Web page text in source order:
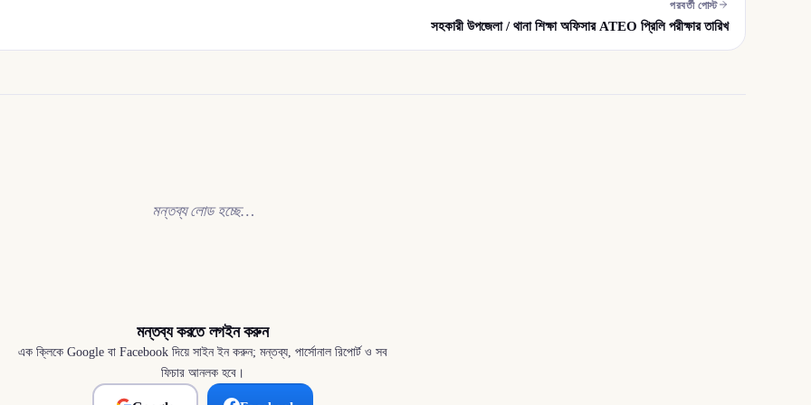
পরবর্তী পোস্ট
সহকারী উপজেলা / থানা শিক্ষা অফিসার ATEO প্রিলি পরীক্ষার তারিখ
মন্তব্য লোড হচ্ছে…
মন্তব্য করতে লগইন করুন
এক ক্লিকে Google বা Facebook দিয়ে সাইন ইন করুন; মন্তব্য, পার্সোনাল রিপোর্ট ও সব
ফিচার আনলক হবে।